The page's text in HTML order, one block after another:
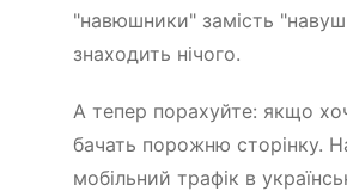
"навюшники" замість
знаходить нічого.
А тепер порахуйте: якщо
бачать порожню сторінку.
мобільний трафік в